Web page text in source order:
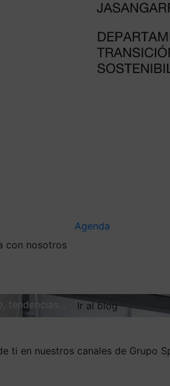
con nosotros
Agenda
tendencias…
Ir al blog
ti en nuestros canales de Grupo